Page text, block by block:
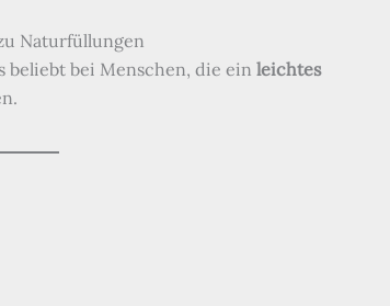
Naturfüllungen
beliebt bei Menschen, die ein leichtes